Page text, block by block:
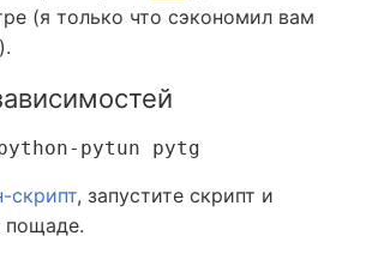
(я только что сэкономил вам
скрипт, запустите скрипт и
пощаде.